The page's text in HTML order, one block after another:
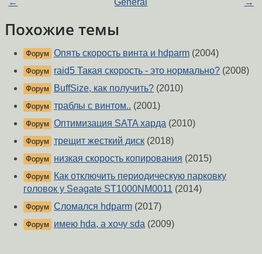
← General →
Похожие темы
Форум Опять скорость винта и hdparm (2004)
Форум raid5 Такая скорость - это нормально? (2008)
Форум BuffSize, как получить? (2010)
Форум траблы с винтом.. (2001)
Форум Оптимизация SATA харда (2010)
Форум трещит жесткий диск (2018)
Форум низкая скорость копирования (2015)
Форум
Как отключить периодическую парковку
головок у Seagate ST1000NM0011 (2014)
Форум Сломался hdparm (2017)
Форум имею hda, а хочу sda (2009)